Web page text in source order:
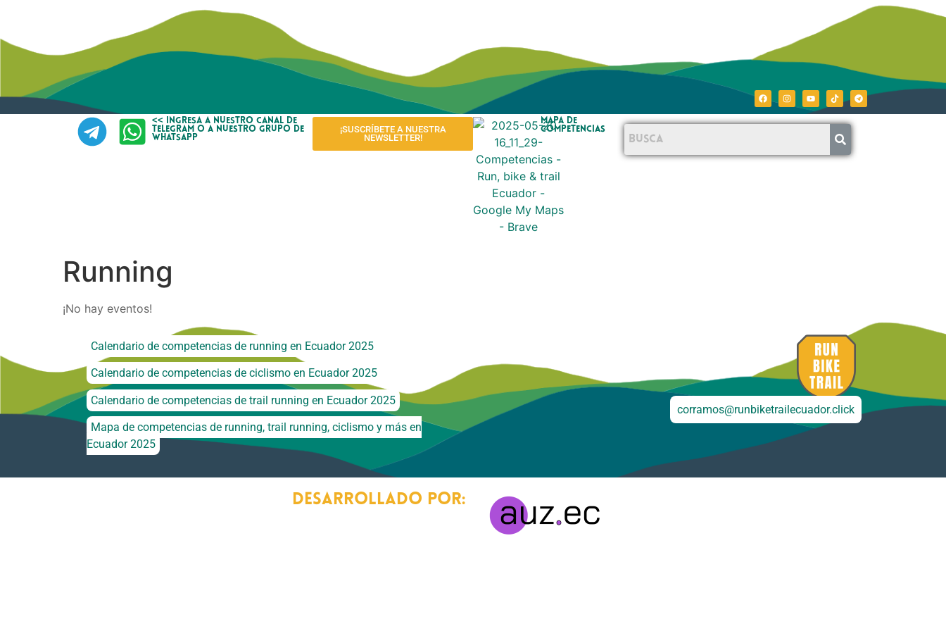
<< Ingresa a nuestro canal de
telegram O A NUESTRO GRUPO DE
WHATSAPP
¡SUSCRÍBETE A NUESTRA
NEWSLETTER!
Mapa de
competencias
Running
¡No hay eventos!
Calendario de competencias de running en Ecuador 2025
Calendario de competencias de ciclismo en Ecuador 2025
Calendario de competencias de trail running en Ecuador 2025
Mapa de competencias de running, trail running, ciclismo y más en
Ecuador 2025
corramos@runbiketrailecuador.click
Desarrollado por: